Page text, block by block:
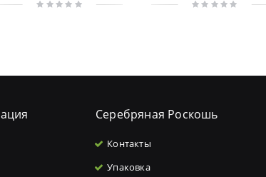
Серебряная Роскошь
Контакты
Упаковка